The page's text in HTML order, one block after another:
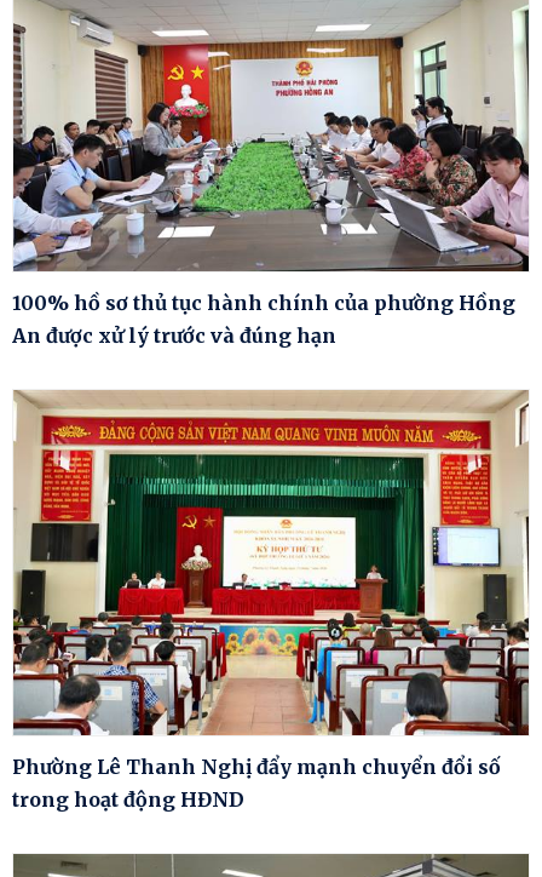
100% hồ sơ thủ tục hành chính của phường Hồng
An được xử lý trước và đúng hạn
Phường Lê Thanh Nghị đẩy mạnh chuyển đổi số
trong hoạt động HĐND